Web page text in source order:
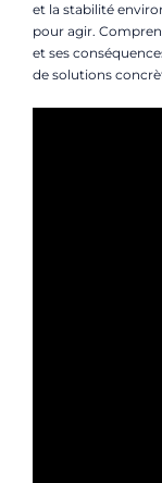
et la stabilité
pour agir.
et ses
de solutions